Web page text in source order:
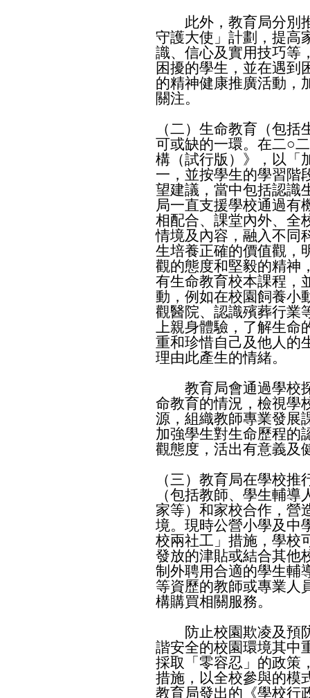
此外，教育局分別推
守護大使」計劃，提高
識、信心及實用技巧等
困擾的學生，並在遇到
的精神健康推廣活動，
關注。
（二）生命教育（包
可或缺的一環。在二○
構（試行版）》，以「
一，並按學生的學習階
望建議，當中包括認識
局一直支援學校通過有
相配合、課堂內外、全
情境及內容，融入不同
生培養正確的價值觀，
觀的態度和堅毅的精神
有生命教育校本課程，
動，例如在校園飼養小
觀醫院、認識殯葬行業
上親身體驗，了解生
重和珍惜自己及他人的
理由此產生的情緒。
教育局會通過學校探
命教育的情況，檢視學
源，組織教師專業發展
加強學生對生命歷程的
觀態度，活出有意義及
（三）教育局在學校
（包括教師、學生輔
家等）和家校合作，營
境。現時公營小學及中
校兩社工」措施，學校
發放的津貼或結合其他
制外聘用合適的學生輔
等資歷的教師或專業人
構購買相關服務。
防止校園欺凌及預防
諧安全的校園環境其中
採取「零容忍」的政策
措施，以全校參與的模
教育局發出的《學校行